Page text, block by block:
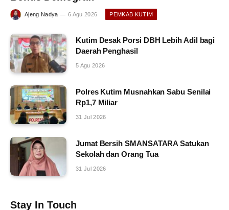
Ajeng Nadya 6 Agu 2026 PEMKAB KUTIM
Kutim Desak Porsi DBH Lebih Adil bagi
Daerah Penghasil
5 Agu 2026
Polres Kutim Musnahkan Sabu Senilai
Rp1,7 Miliar
31 Jul 2026
Jumat Bersih SMANSATARA Satukan
Sekolah dan Orang Tua
31 Jul 2026
Stay In Touch